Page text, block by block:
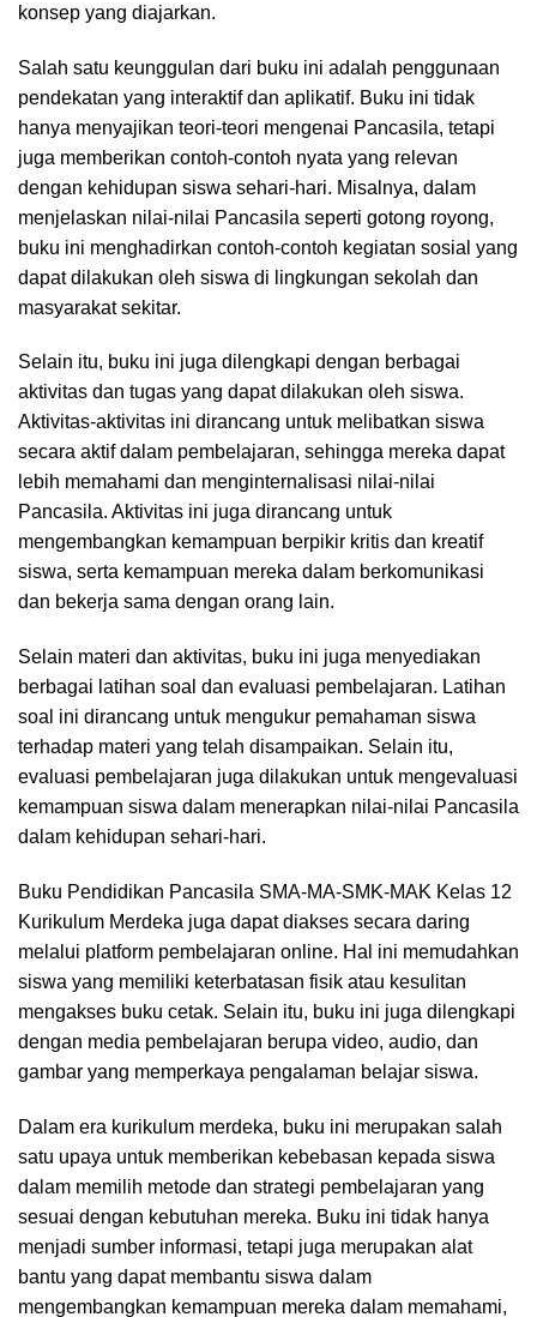
konsep yang diajarkan.
Salah satu keunggulan dari buku ini adalah penggunaan
pendekatan yang interaktif dan aplikatif. Buku ini tidak
hanya menyajikan teori-teori mengenai Pancasila, tetapi
juga memberikan contoh-contoh nyata yang relevan
dengan kehidupan siswa sehari-hari. Misalnya, dalam
menjelaskan nilai-nilai Pancasila seperti gotong royong,
buku ini menghadirkan contoh-contoh kegiatan sosial yang
dapat dilakukan oleh siswa di lingkungan sekolah dan
masyarakat sekitar.
Selain itu, buku ini juga dilengkapi dengan berbagai
aktivitas dan tugas yang dapat dilakukan oleh siswa.
Aktivitas-aktivitas ini dirancang untuk melibatkan siswa
secara aktif dalam pembelajaran, sehingga mereka dapat
lebih memahami dan menginternalisasi nilai-nilai
Pancasila. Aktivitas ini juga dirancang untuk
mengembangkan kemampuan berpikir kritis dan kreatif
siswa, serta kemampuan mereka dalam berkomunikasi
dan bekerja sama dengan orang lain.
Selain materi dan aktivitas, buku ini juga menyediakan
berbagai latihan soal dan evaluasi pembelajaran. Latihan
soal ini dirancang untuk mengukur pemahaman siswa
terhadap materi yang telah disampaikan. Selain itu,
evaluasi pembelajaran juga dilakukan untuk mengevaluasi
kemampuan siswa dalam menerapkan nilai-nilai Pancasila
dalam kehidupan sehari-hari.
Buku Pendidikan Pancasila SMA-MA-SMK-MAK Kelas 12
Kurikulum Merdeka juga dapat diakses secara daring
melalui platform pembelajaran online. Hal ini memudahkan
siswa yang memiliki keterbatasan fisik atau kesulitan
mengakses buku cetak. Selain itu, buku ini juga dilengkapi
dengan media pembelajaran berupa video, audio, dan
gambar yang memperkaya pengalaman belajar siswa.
Dalam era kurikulum merdeka, buku ini merupakan salah
satu upaya untuk memberikan kebebasan kepada siswa
dalam memilih metode dan strategi pembelajaran yang
sesuai dengan kebutuhan mereka. Buku ini tidak hanya
menjadi sumber informasi, tetapi juga merupakan alat
bantu yang dapat membantu siswa dalam
mengembangkan kemampuan mereka dalam memahami,